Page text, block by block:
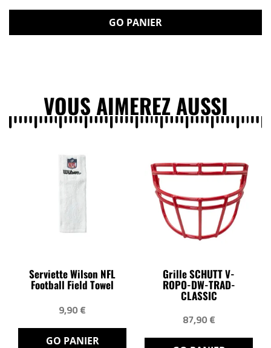
GO PANIER
VOUS AIMEREZ AUSSI
Serviette Wilson NFL
Football Field Towel
9,90 €
GO PANIER
Grille SCHUTT V-
ROPO-DW-TRAD-
CLASSIC
87,90 €